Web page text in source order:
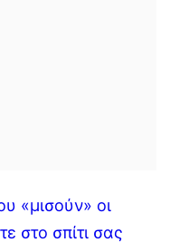
«μισούν» οι
στο σπίτι σας